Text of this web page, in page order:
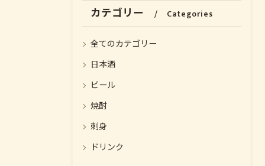
カテゴリー Categories
全てのカテゴリー
日本酒
ビール
焼酎
刺身
ドリンク